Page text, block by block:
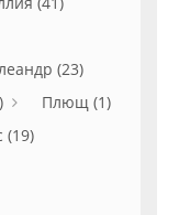
(23)
Плющ (1)
(19)